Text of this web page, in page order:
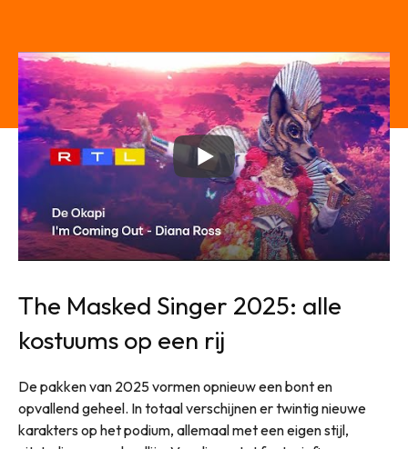
The Masked Singer 2025: alle
kostuums op een rij
De pakken van 2025 vormen opnieuw een bont en
opvallend geheel. In totaal verschijnen er twintig nieuwe
karakters op het podium, allemaal met een eigen stijl,